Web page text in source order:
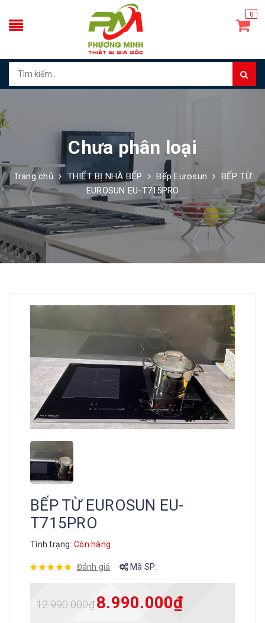
0
Chưa phân loại
Trang chủ THIẾT BỊ NHÀ BẾP Bếp Eurosun
BẾP TỪ
EUROSUN EU-T715PRO
BẾP TỪ EUROSUN EU-
T715PRO
Tình trạng: Còn hàng
Đánh giá Mã SP:
12.990.000₫ 8.990.000₫